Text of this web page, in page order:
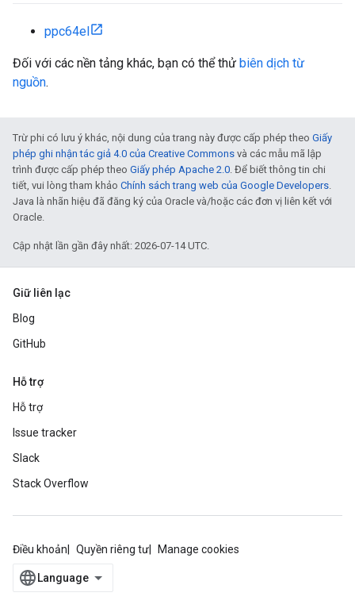
ppc64el
Đối với các nền tảng khác, bạn có thể thử biên dịch từ
nguồn.
Trừ phi có lưu ý khác, nội dung của trang này được cấp phép theo Giấy
phép ghi nhận tác giả 4.0 của Creative Commons và các mẫu mã lập
trình được cấp phép theo Giấy phép Apache 2.0. Để biết thông tin chi
tiết, vui lòng tham khảo Chính sách trang web của Google Developers.
Java là nhãn hiệu đã đăng ký của Oracle và/hoặc các đơn vị liên kết với
Oracle.
Cập nhật lần gần đây nhất: 2026-07-14 UTC.
Giữ liên lạc
Blog
GitHub
Hỗ trợ
Hỗ trợ
Issue tracker
Slack
Stack Overflow
Điều khoản Quyền riêng tư Manage cookies